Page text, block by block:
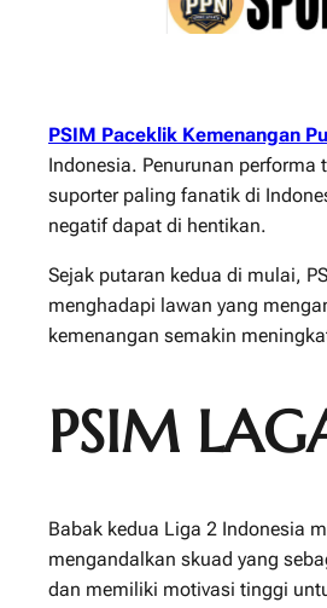
PSIM Paceklik Kemenangan
Indonesia. Penurunan
suporter paling fanatik di
negatif dapat di hentikan.
Sejak putaran kedua di mulai,
menghadapi lawan yang
kemenangan semakin
PSIM
Babak kedua Liga 2 Indonesia
mengandalkan skuad yang
dan memiliki motivasi tinggi